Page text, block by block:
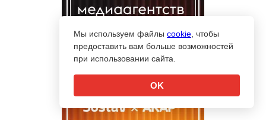
Мы используем файлы cookie , чтобы
предоставить вам больше возможностей
при использовании сайта.
OK